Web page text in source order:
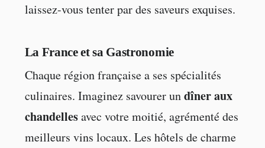
laissez-vous tenter par des saveurs exquises.
La France et sa Gastronomie
Chaque région française a ses spécialités
culinaires. Imaginez savourer undîner aux
chandellesavec votre moitié, agrémenté des
meilleurs vins locaux. Les hôtels de charme